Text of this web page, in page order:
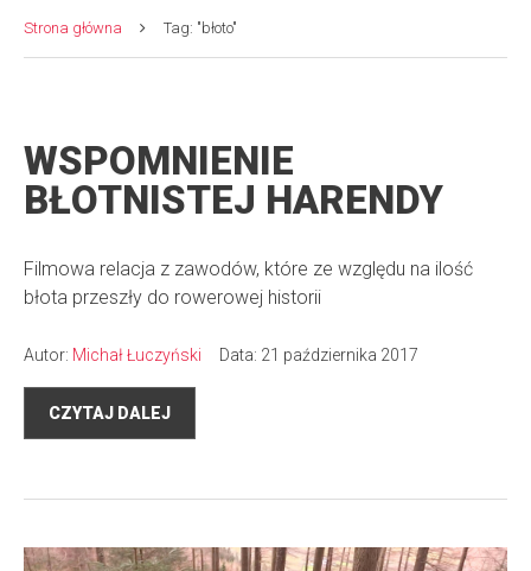
Strona główna Tag: "błoto"
WSPOMNIENIE
BŁOTNISTEJ HARENDY
Filmowa relacja z zawodów, które ze względu na ilość
błota przeszły do rowerowej historii
Autor: Michał Łuczyński Data: 21 października 2017
CZYTAJ DALEJ